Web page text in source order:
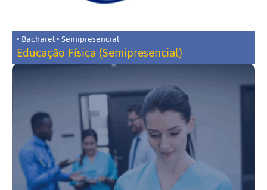
• Bacharel • Semipresencial
Educação Física (Semipresencial)